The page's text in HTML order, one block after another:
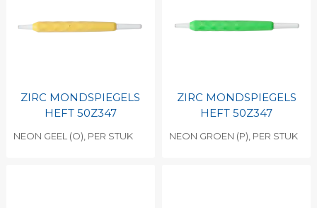
ZIRC MONDSPIEGELS
HEFT 50Z347
NEON GEEL (O), PER STUK
ZIRC MONDSPIEGELS
HEFT 50Z347
NEON GROEN (P), PER STUK